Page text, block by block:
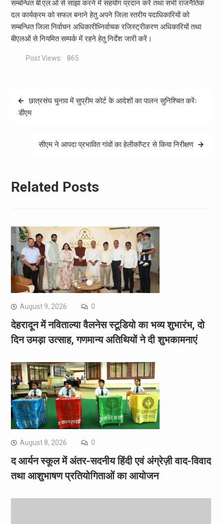
सम्बन्धित बी.एल.ओ से साझा करने में सहयोग प्रदान करें तथा सभी राजनैतिक
दल कार्यक्रम को सफल बनाने हेतु अपने जिला स्तरीय पदाधिकारियों को
सम्बन्धित जिला निर्वाचन अधिकारीध्निर्वाचक रजिस्ट्रीकरण अधिकारियों तथा
बीएलओं से नियमित सम्पर्क में रहने हेतु निर्देश जारी करें।
Post Views: 865
Post
navigation
छात्रसंघ चुनाव में सुप्रीम कोर्ट के आदेशों का पालन सुनिश्चित करेंः
डीएम
सीएम ने आपदा प्रभावित गांवों का हेलीकाॅप्टर से किया निरीक्षण
Related Posts
August 9, 2026 0
देहरादून में नविताल्या वैलनेस स्टूडियो का भव्य शुभारंभ, दो
दिन उमड़ा उत्साह, गणमान्य अतिथियों ने दी शुभकामनाएं
August 8, 2026 0
द आर्यन स्कूल में अंतर-सदनीय हिंदी एवं अंग्रेज़ी वाद-विवाद
तथा आशुभाषण प्रतियोगिताओं का आयोजन